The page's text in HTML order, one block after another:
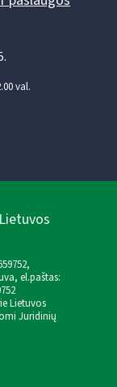
val.
el.paštas:
Lietuvos
Juridinių